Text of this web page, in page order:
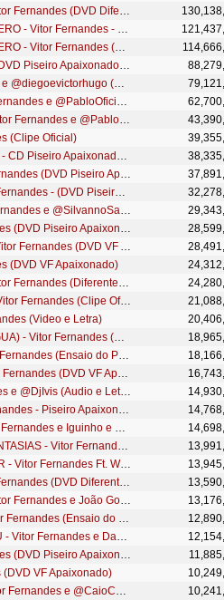
SAUDADE E SOLIDÃO - Vitor Fernandes (DVD Diferente de Tudo)
VOU FALAR QUE NÃO QUERO - Vitor Fernandes - CD Piseiro Apaixonado 2021
VOU FALAR QUE NÃO QUERO - Vitor Fernandes (DVD Piseiro Apaixonado)
ACASO - Vitor Fernandes (DVD Piseiro Apaixonado) - Vai Ver Que um Dia a Gente se Encontra
ALIANÇA - Vitor Fernandes e @diegoevictorhugo (DVD Piseiro Apaixonado)
MINHA SAUDADE - Vitor Fernandes e @PabloOficial (DVD VF Apaixonado)
AO SABOR DO VENTO - Vitor Fernandes e @PabloOficial (DVD VF Apaixonado)
(Clipe Oficial)
ALIANÇA - Vitor Fernandes - CD Piseiro Apaixonado 2021
NÃO DEI TCHAU - Vitor Fernandes (DVD Piseiro Apaixonado)
TERMINA COMIGO - Vitor Fernandes - (DVD Piseiro Apaixonado)
EU TÔ CARENTE - Vitor Fernandes e @SilvannoSallesOficial (DVD VF Apaixonado)
ME CHAMA - Vitor Fernandes (DVD Piseiro Apaixonado)
BOA SORTE PRA VOCÊ - Vitor Fernandes (DVD VF Apaixonado)
(DVD VF Apaixonado)
SAUDADE E SOLIDÃO - Vitor Fernandes (Diferente de Tudo)
SOFRER POR MORENA - Vitor Fernandes (Clipe Oficial)
(Video e Letra)
REI DO PISEIRO (JOGA ÁGUA) - Vitor Fernandes (CLIPE OFICIAL)
NOITE SILENCIOSA - Vitor Fernandes (Ensaio do Piseiro)
NEM VOCÊ NEM EU - Vitor Fernandes (DVD VF Apaixonado)
OI SUMIDA - Vitor Fernandes e @DjIvis (Audio e Letra)
CD COMPLETO - Vitor Fernandes - Piseiro Apaixonado 2021
PERDI MEU TEMPO - Vitor Fernandes e Iguinho e Lulinha (Clipe Oficial)
CRISTAL QUEBRADO / FANTASIAS - Vitor Fernandes (DVD Como Nunca)
BEBE VEM ME PROCURAR - Vitor Fernandes Ft. Wesley Safadão (CLIPE OFICIAL)
INCONSEQUENTE - Vitor Fernandes (DVD Diferente de Tudo)
SERÁ QUE DA CERTO - Vitor Fernandes e João Gomes (Diferente de Tudo)
TOQUE CARINHOSO - Vitor Fernandes (Ensaio do Piseiro)
O MATUTO SE APAIXONOU - Vitor Fernandes e David Ostentação (Clipe Oficial)
É MENTIRA - Vitor Fernandes (DVD Piseiro Apaixonado)
(DVD VF Apaixonado)
CHAMADA DE VÍDEO - Vitor Fernandes e @CaioCostta (DVD Piseiro Apaixonado)